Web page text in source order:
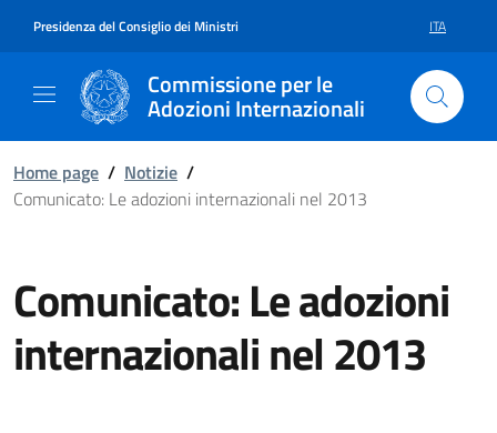
Presidenza del Consiglio dei Ministri ITA
Commissione per le
Adozioni Internazionali
Home page / Notizie /
Comunicato: Le adozioni internazionali nel 2013
Comunicato: Le adozioni
internazionali nel 2013